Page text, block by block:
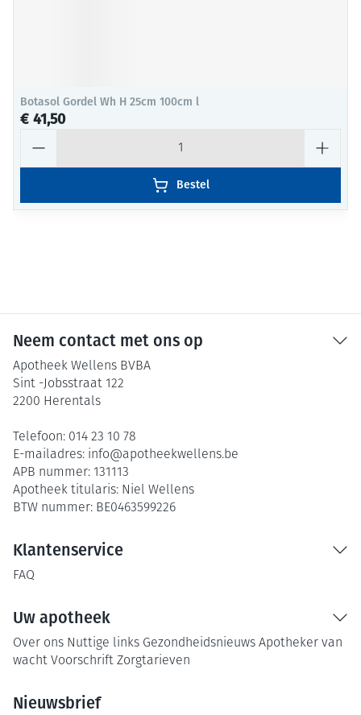
Botasol Gordel Wh H 25cm 100cm l
€ 41,50
Bestel
Neem contact met ons op
Apotheek Wellens BVBA
Sint -Jobsstraat 122
2200 Herentals
Telefoon: 014 23 10 78
E-mailadres: info@apotheekwellens.be
APB nummer: 131113
Apotheek titularis: Niel Wellens
BTW nummer: BE0463599226
Klantenservice
FAQ
Uw apotheek
Over ons Nuttige links Gezondheidsnieuws Apotheker van
wacht Voorschrift Zorgtarieven
Nieuwsbrief